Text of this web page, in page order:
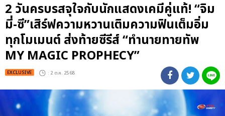
2 วันครบรสจุใจกับนักแสดงเคมีคู่แท้! “จิม
มี่-ซี”เสิร์ฟความหวานเติมความฟินเต็มอิ่ม
ทุกโมเมนต์ ส่งท้ายซีรีส์ “ทำนายทายทัพ
MY MAGIC PROPHECY”
EXCLUSIVE : 2 ต.ค. 2568